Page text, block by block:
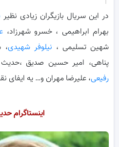
در این سریال بازیگران زیادی نظیر
بهرام ابراهیمی ، خسرو شهرزاد،
شهین تسلیمی ، نیلوفر شهیدی،
پناهی، امیر حسین صدیق ،حدیث
رفیعی، علیرضا مهران و… یه ایفای
اینستاگرام